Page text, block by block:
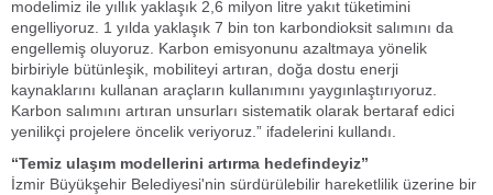
modelimiz ile yıllık yaklaşık 2,6 milyon litre yakıt tüketimini
engelliyoruz. 1 yılda yaklaşık 7 bin ton karbondioksit salımını da
engellemiş oluyoruz. Karbon emisyonunu azaltmaya yönelik
birbiriyle bütünleşik, mobiliteyi artıran, doğa dostu enerji
kaynaklarını kullanan araçların kullanımını yaygınlaştırıyoruz.
Karbon salımını artıran unsurları sistematik olarak bertaraf edici
yenilikçi projelere öncelik veriyoruz.” ifadelerini kullandı.
“Temiz ulaşım modellerini artırma hedefindeyiz”
İzmir Büyükşehir Belediyesi'nin sürdürülebilir hareketlilik üzerine bir